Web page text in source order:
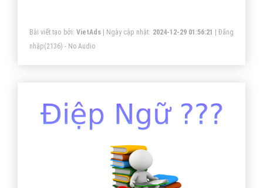
Bài viết tạo bởi: VietAds| Ngày cập nhật: 2024-12-29 01:56:21 |Đăng
nhập(2136) - No Audio